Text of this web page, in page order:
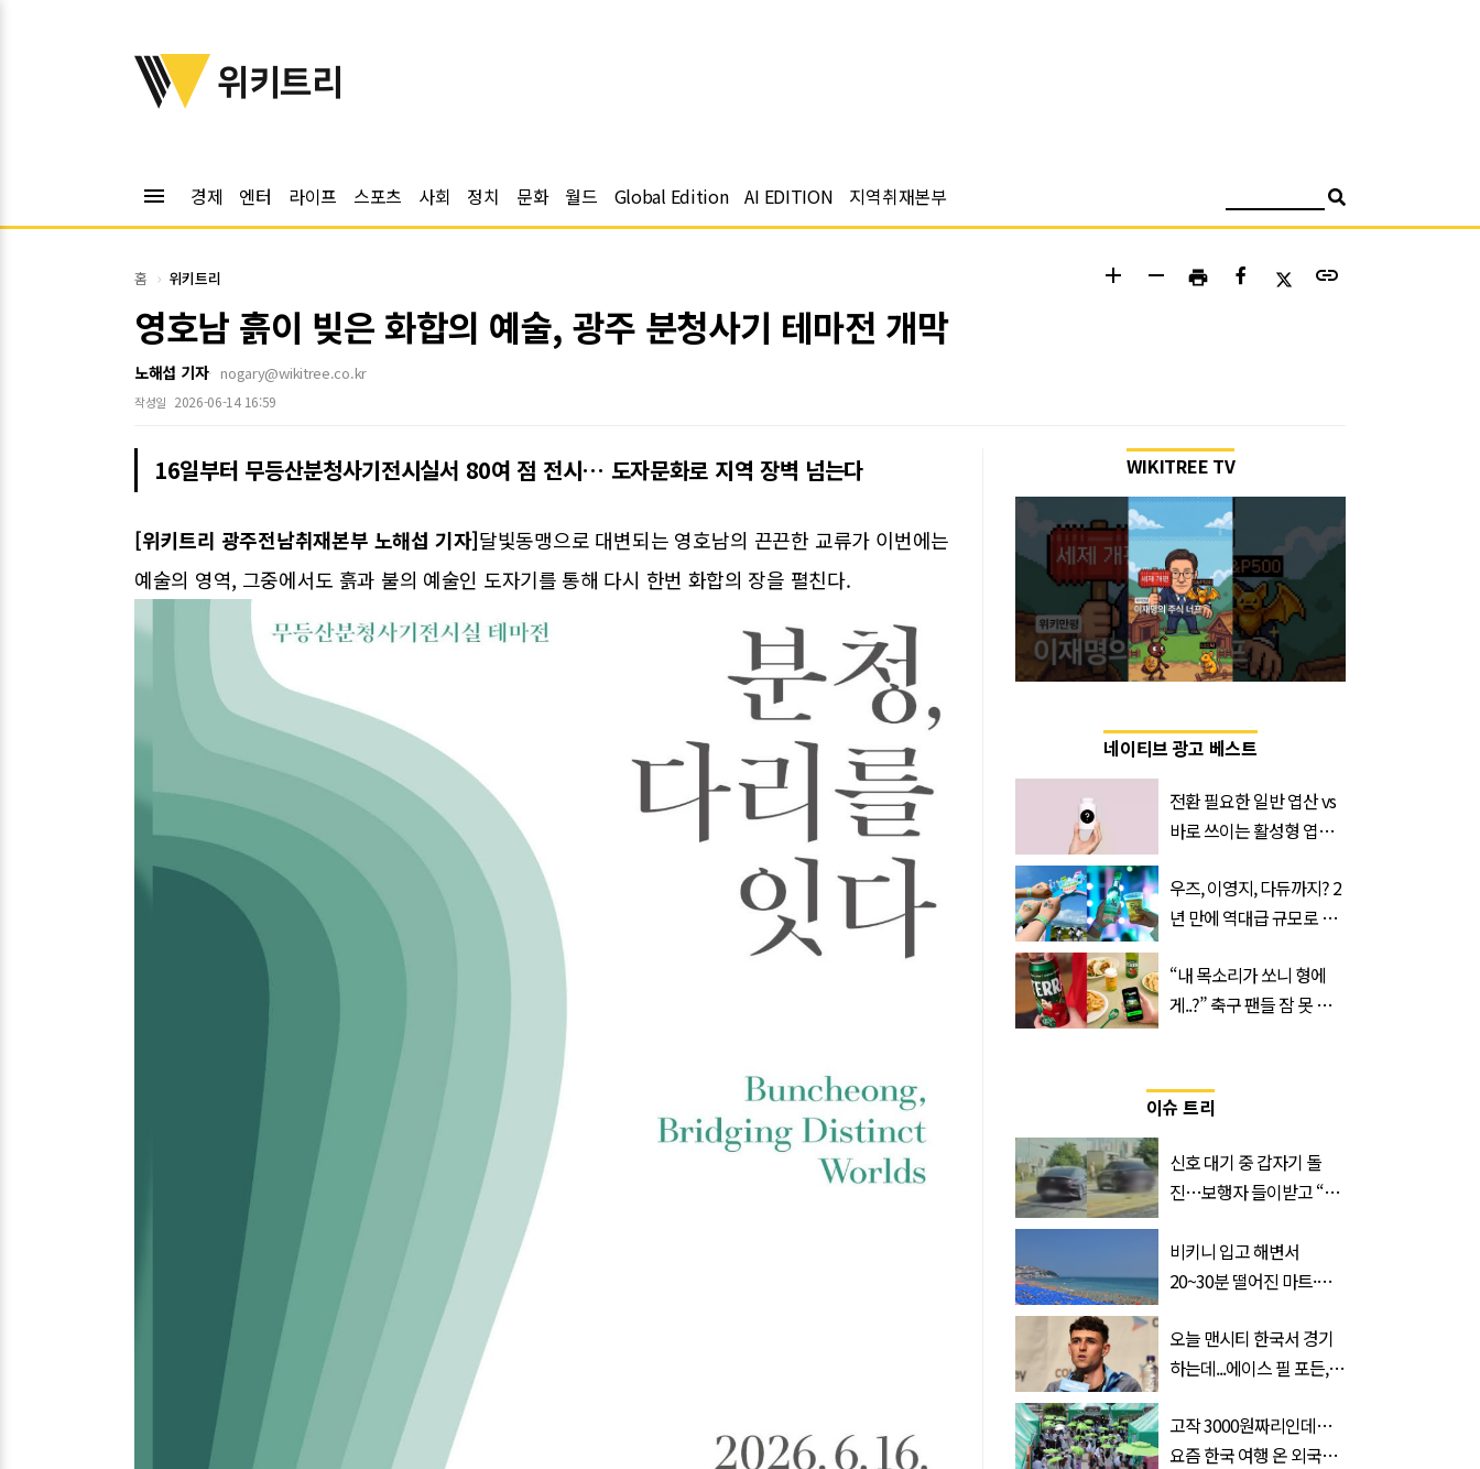
위키트리
위키트리
menu 경제 엔터 라이프 스포츠 사회 정치 문화 월드 Global Edition AI EDITION 지역취재본부
홈 위키트리 add remove print link
영호남 흙이 빚은 화합의 예술, 광주 분청사기 테마전 개막
노해섭 기자 nogary@wikitree.co.kr
작성일 2026-06-14 16:59
16일부터 무등산분청사기전시실서 80여 점 전시… 도자문화로 지역 장벽 넘는다
[위키트리 광주전남취재본부 노해섭 기자]달빛동맹으로 대변되는 영호남의 끈끈한 교류가 이번에는
예술의 영역, 그중에서도 흙과 불의 예술인 도자기를 통해 다시 한번 화합의 장을 펼친다.
WIKITREE TV
네이티브 광고 베스트
전환 필요한 일반 엽산 vs
바로 쓰이는 활성형 엽
‘Quatrefolic®’ 주목
우즈, 이영지, 다듀까지? 2
년 만에 역대급 규모로 돌
벌’
“내 목소리가 쏘니 형에
게..?” 축구 팬들 잠 못 들
이슈 트리
신호 대기 중 갑자기 돌
진…보행자 들이받고 “다
비키니 입고 해변서
20~30분 떨어진 마트·주
속출, 반응 폭발
오늘 맨시티 한국서 경기
하는데...에이스 필 포든,
고작 3000원짜리인데…
요즘 한국 여행 온 외국인